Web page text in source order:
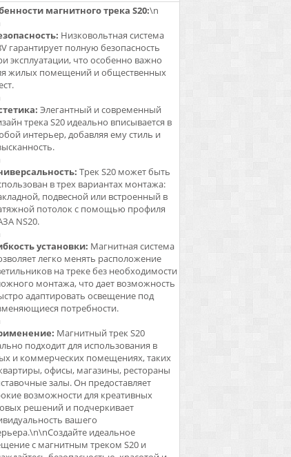
магнитного трека S20:\n
Низковольтная система
гарантирует полную безопасность
эксплуатации, что особенно важно
жилых помещений и общественных
Элегантный и современный
трека S20 идеально вписывается в
интерьер, добавляя ему стиль и
Трек S20 может быть
в трех вариантах монтажа:
подвесной или встроенный в
потолок с помощью профиля
NS20.
установки: Магнитная система
легко менять расположение
на треке без необходимости
монтажа, что дает возможность
адаптировать освещение под
потребности.
Магнитный трек S20
подходит для использования в
и коммерческих помещениях, таких
офисы, магазины, рестораны
залы. Он предоставляет
возможности для креативных
решений и подчеркивает
вашего
идеальное
с магнитным треком S20 и